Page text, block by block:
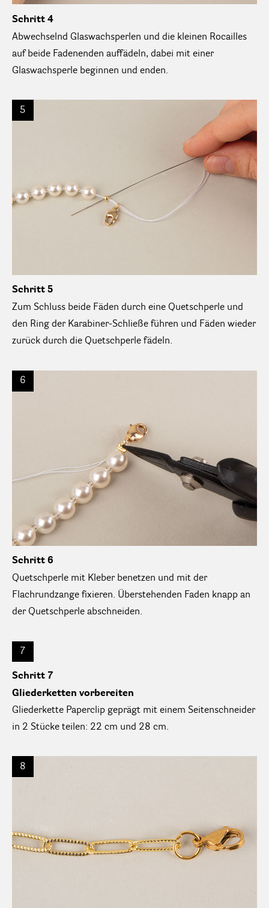
Schritt 4
Abwechselnd Glaswachsperlen und die kleinen Rocailles
auf beide Fadenenden auffädeln, dabei mit einer
Glaswachsperle beginnen und enden.
5
Schritt 5
Zum Schluss beide Fäden durch eine Quetschperle und
den Ring der Karabiner-Schließe führen und Fäden wieder
zurück durch die Quetschperle fädeln.
6
Schritt 6
Quetschperle mit Kleber benetzen und mit der
Flachrundzange fixieren. Überstehenden Faden knapp an
der Quetschperle abschneiden.
7
Schritt 7
Gliederketten vorbereiten
Gliederkette Paperclip geprägt mit einem Seitenschneider
in 2 Stücke teilen: 22 cm und 28 cm.
8